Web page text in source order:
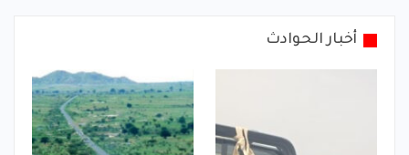
أخبار الحوادث